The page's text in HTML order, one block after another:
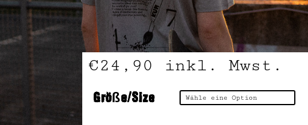
€24,90 inkl. Mwst.
Größe/Size